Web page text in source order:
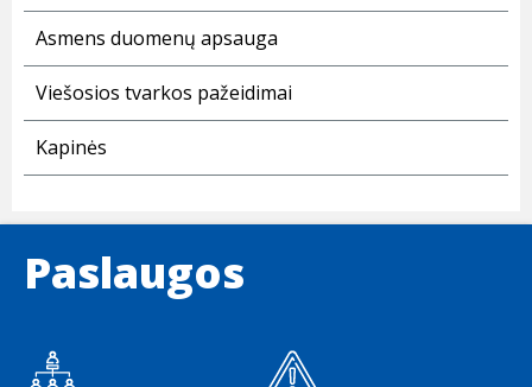
Asmens duomenų apsauga
Viešosios tvarkos pažeidimai
Kapinės
Paslaugos